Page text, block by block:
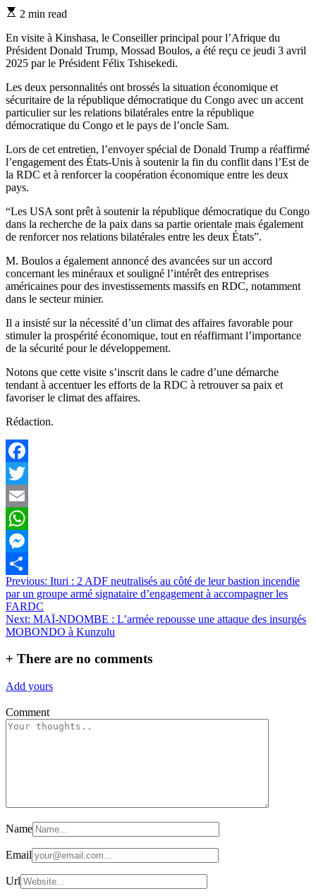
Estimated
time
2 min read
En visite à Kinshasa, le Conseiller principal pour l’Afrique du
Président Donald Trump, Mossad Boulos, a été reçu ce jeudi 3 avril
2025 par le Président Félix Tshisekedi.
Les deux personnalités ont brossés la situation économique et
sécuritaire de la république démocratique du Congo avec un accent
particulier sur les relations bilatérales entre la république
démocratique du Congo et le pays de l’oncle Sam.
Lors de cet entretien, l’envoyer spécial de Donald Trump a réaffirmé
l’engagement des États-Unis à soutenir la fin du conflit dans l’Est de
la RDC et à renforcer la coopération économique entre les deux
pays.
“Les USA sont prêt à soutenir la république démocratique du Congo
dans la recherche de la paix dans sa partie orientale mais également
de renforcer nos relations bilatérales entre les deux États”.
M. Boulos a également annoncé des avancées sur un accord
concernant les minéraux et souligné l’intérêt des entreprises
américaines pour des investissements massifs en RDC, notamment
dans le secteur minier.
Il a insisté sur la nécessité d’un climat des affaires favorable pour
stimuler la prospérité économique, tout en réaffirmant l’importance
de la sécurité pour le développement.
Notons que cette visite s’inscrit dans le cadre d’une démarche
tendant à accentuer les efforts de la RDC à retrouver sa paix et
favoriser le climat des affaires.
Rédaction.
Facebook
Twitter
Email
WhatsApp
Messenger
Partager
Navigation
de
l’article
Previous: Ituri : 2 ADF neutralisés au côté de leur bastion incendie
par un groupe armé signataire d’engagement à accompagner les
FARDC
Next: MAÏ-NDOMBE : L’armée repousse une attaque des insurgés
MOBONDO à Kunzulu
+ There are no comments
Add yours
Comment
Name
Email
Url